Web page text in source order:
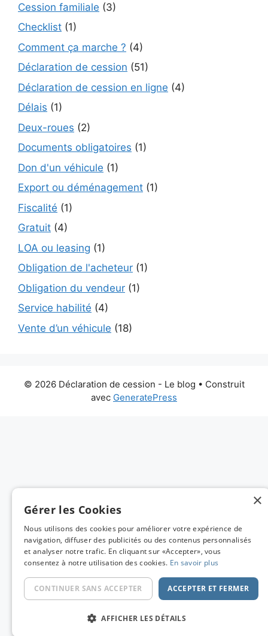
Cession familiale (3)
Checklist (1)
Comment ça marche ? (4)
Déclaration de cession (51)
Déclaration de cession en ligne (4)
Délais (1)
Deux-roues (2)
Documents obligatoires (1)
Don d'un véhicule (1)
Export ou déménagement (1)
Fiscalité (1)
Gratuit (4)
LOA ou leasing (1)
Obligation de l'acheteur (1)
Obligation du vendeur (1)
Service habilité (4)
Vente d’un véhicule (18)
© 2026 Déclaration de cession - Le blog • Construit
avec GeneratePress
×
Gérer les Cookies
Nous utilisons des cookies pour améliorer votre expérience de
navigation, diffuser des publicités ou des contenus personnalisés
et analyser notre trafic. En cliquant sur «Accepter», vous
consentez à notre utilisation des cookies. En savoir plus
ACCEPTER ET FERMER
CONTINUER SANS ACCEPTER
AFFICHER LES DÉTAILS